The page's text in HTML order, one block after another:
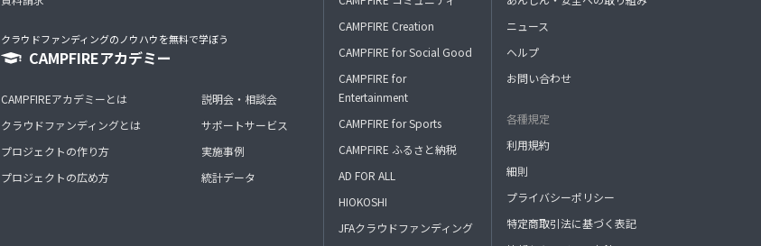
クラウドファンディングのノウハウを無料で学ぼう
CAMPFIREアカデミー
CAMPFIREアカデミーとは
クラウドファンディングとは
プロジェクトの作り方
プロジェクトの広め方
説明会・相談会
サポートサービス
実施事例
統計データ
CAMPFIRE Creation
CAMPFIRE for Social Good
CAMPFIRE for
Entertainment
CAMPFIRE for Sports
CAMPFIRE ふるさと納税
AD FOR ALL
HIOKOSHI
JFAクラウドファンディング
ニュース
ヘルプ
お問い合わせ
各種規定
利用規約
細則
プライバシーポリシー
特定商取引法に基づく表記